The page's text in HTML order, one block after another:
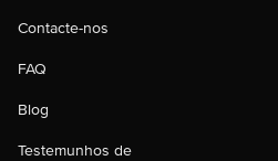
Contacte-nos
FAQ
Blog
Testemunhos de